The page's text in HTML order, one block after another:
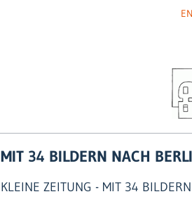
MIT 34 BILDERN NACH
KLEINE ZEITUNG - MIT 34